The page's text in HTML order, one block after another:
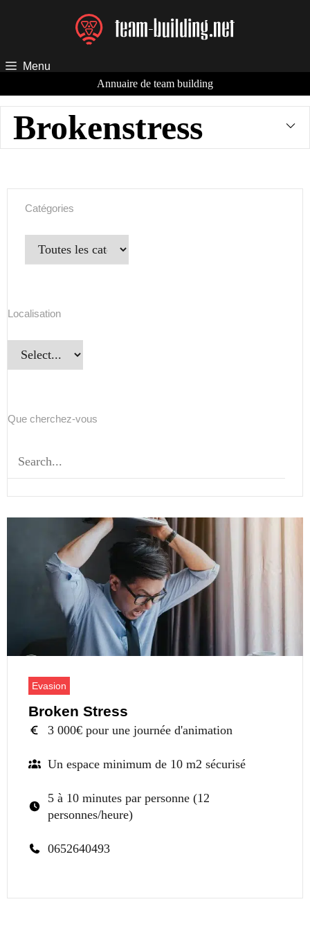
Menu
Annuaire de team building
Brokenstress
Catégories
Localisation
Que cherchez-vous
Evasion
Broken Stress
3 000€ pour une journée d'animation
Un espace minimum de 10 m2 sécurisé
5 à 10 minutes par personne (12
personnes/heure)
0652640493